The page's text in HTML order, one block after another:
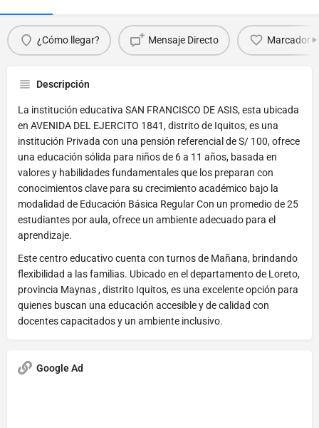
¿Cómo llegar? Mensaje Directo Marcador
Descripción
La institución educativa SAN FRANCISCO DE ASIS, esta ubicada
en AVENIDA DEL EJERCITO 1841, distrito de Iquitos, es una
institución Privada con una pensión referencial de S/ 100, ofrece
una educación sólida para niños de 6 a 11 años, basada en
valores y habilidades fundamentales que los preparan con
conocimientos clave para su crecimiento académico bajo la
modalidad de Educación Básica Regular Con un promedio de 25
estudiantes por aula, ofrece un ambiente adecuado para el
aprendizaje.
Este centro educativo cuenta con turnos de Mañana, brindando
flexibilidad a las familias. Ubicado en el departamento de Loreto,
provincia Maynas , distrito Iquitos, es una excelente opción para
quienes buscan una educación accesible y de calidad con
docentes capacitados y un ambiente inclusivo.
Google Ad